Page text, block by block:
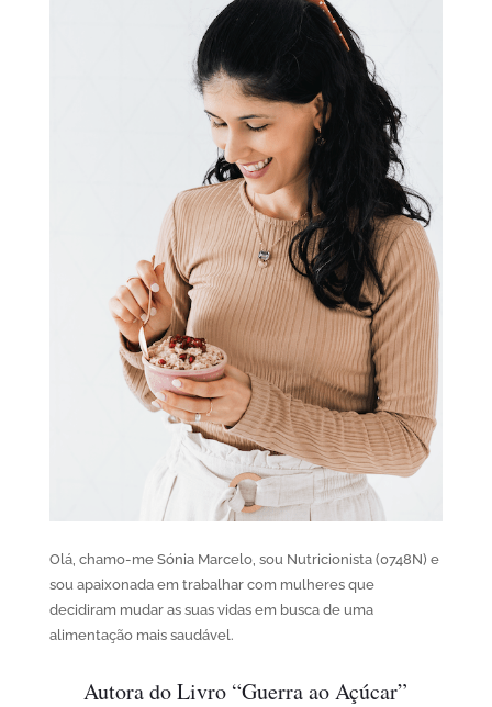
Olá, chamo-me Sónia Marcelo, sou Nutricionista (0748N) e
sou apaixonada em trabalhar com mulheres que
decidiram mudar as suas vidas em busca de uma
alimentação mais saudável.
Autora do Livro “Guerra ao Açúcar”